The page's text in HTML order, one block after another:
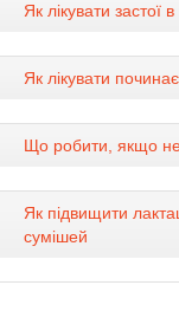
Як лікувати застої
Як лікувати
Що робити, якщо
Як підвищити
сумішей